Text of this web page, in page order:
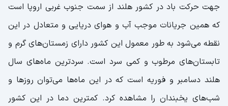
جهت حرکت باد در کشور هلند از سمت جنوب غربی اروپا است
که همین جریانات موجب آب و هوای دریایی و متعادل در این
نقطه می‌شود به طور معمول این کشور دارای زمستان‌های گرم و
تابستان‌های مرطوب و کمی سرد است. سردترین ماه‌های سال
هلند دسامبر و فوریه است که در این ماه‌ها می‌توان روز‌ها و
شب‌های یخبندان را مشاهده کرد. کمترین دما در این کشور